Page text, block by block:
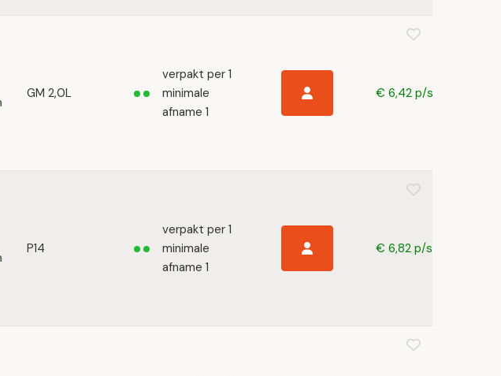
GM 2,0L
verpakt per 1
minimale
afname 1
€ 6,42 p/s
P14
verpakt per 1
minimale
afname 1
€ 6,82 p/s